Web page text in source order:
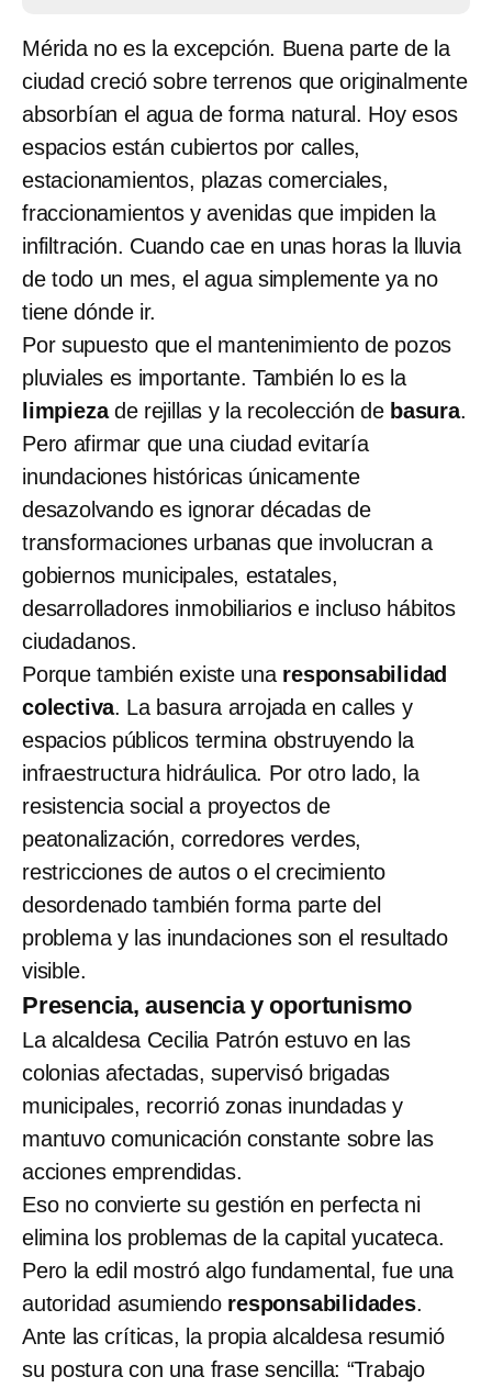
Mérida no es la excepción. Buena parte de la
ciudad creció sobre terrenos que originalmente
absorbían el agua de forma natural. Hoy esos
espacios están cubiertos por calles,
estacionamientos, plazas comerciales,
fraccionamientos y avenidas que impiden la
infiltración. Cuando cae en unas horas la lluvia
de todo un mes, el agua simplemente ya no
tiene dónde ir.
Por supuesto que el mantenimiento de pozos
pluviales es importante. También lo es la
limpiezade rejillas y la recolección de basura.
Pero afirmar que una ciudad evitaría
inundaciones históricas únicamente
desazolvando es ignorar décadas de
transformaciones urbanas que involucran a
gobiernos municipales, estatales,
desarrolladores inmobiliarios e incluso hábitos
ciudadanos.
Porque también existe una responsabilidad
colectiva. La basura arrojada en calles y
espacios públicos termina obstruyendo la
infraestructura hidráulica. Por otro lado, la
resistencia social a proyectos de
peatonalización, corredores verdes,
restricciones de autos o el crecimiento
desordenado también forma parte del
problema y las inundaciones son el resultado
visible.
Presencia, ausencia y oportunismo
La alcaldesa Cecilia Patrón estuvo en las
colonias afectadas, supervisó brigadas
municipales, recorrió zonas inundadas y
mantuvo comunicación constante sobre las
acciones emprendidas.
Eso no convierte su gestión en perfecta ni
elimina los problemas de la capital yucateca.
Pero la edil mostró algo fundamental, fue una
autoridad asumiendo responsabilidades.
Ante las críticas, la propia alcaldesa resumió
su postura con una frase sencilla: “Trabajo